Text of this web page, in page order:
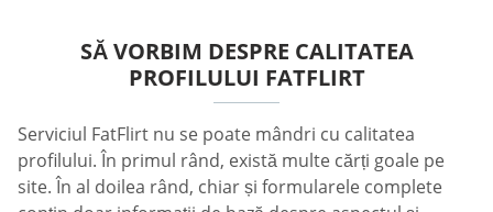
SĂ VORBIM DESPRE CALITATEA
PROFILULUI FATFLIRT
Serviciul FatFlirt nu se poate mândri cu calitatea
profilului. În primul rând, există multe cărți goale pe
site. În al doilea rând, chiar și formularele complete